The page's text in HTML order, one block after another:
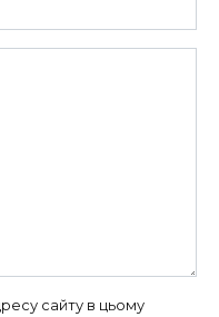
сайту в цьому